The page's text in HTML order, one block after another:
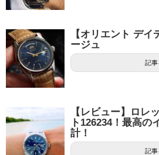
【オリエント デ
ージュ
記事
【レビュー】ロレ
ト126234！最高の
計！
記事